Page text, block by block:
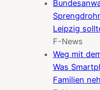
Leipzig
F-News
Weg mit
Was
Familien